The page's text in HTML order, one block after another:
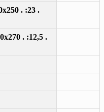
. :23 .
. :12,5 .